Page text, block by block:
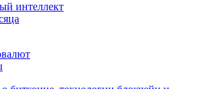
интеллект